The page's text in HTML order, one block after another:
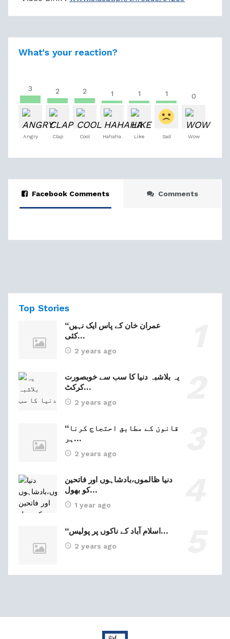
What's your reaction?
3
Angry
2
Clap
2
Cool
1
Hahaha
1
Like
1
Sad
0
Wow
Facebook Comments Comments
Top Stories
“عمران خان کے پاس ایک نہیں
کئی…
2 years ago
یہ بلاشبہ دنیا کا سب سے خوبصورت
کرکٹ…
2 years ago
“قانون کے مطابق احتجاج کرنا
ہر…
2 years ago
دنیا ظالموں،بادشاہوں اور فاتحین
کو بھول…
1 year ago
“اسلام آباد کے ناکوں پر پولیس…
2 years ago